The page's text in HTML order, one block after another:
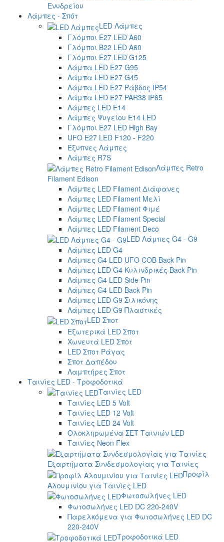
Ενυδρείου
Λάμπες - Σπότ
LED Λάμπες
Γλόμποι E27 LED A60
Γλόμποι B22 LED A60
Γλόμποι E27 LED G125
Λάμπα LED E27 G95
Λάμπα LED E27 G45
Λάμπα LED E27 Ράβδος IP54
Λάμπα LED E27 PAR38 IP65
Λάμπες LED E14
Λάμπες Ψυγείου E14 LED
Γλόμποι E27 LED High Bay
UFO E27 LED F120 - F220
Έξυπνες Λάμπες
Λάμπες R7S
Λάμπες Retro
Filament Edison
Λάμπες LED Filament Διάφανες
Λάμπες LED Filament Μελί
Λάμπες LED Filament Φιμέ
Λάμπες LED Filament Special
Λάμπες LED Filament Deco
LED Λάμπες G4 - G9
Λάμπες LED G4
Λάμπες G4 LED UFO COB Back Pin
Λάμπες LED G4 Κυλινδρικές Back Pin
Λάμπες G4 LED Side Pin
Λάμπες G4 LED Back Pin
Λάμπες LED G9 Σιλικόνης
Λάμπες LED G9 Πλαστικές
LED Σποτ
Εξωτερικά LED Σποτ
Χωνευτά LED Σποτ
LED Σποτ Ράγας
Σποτ Δαπέδου
Λαμπτήρες Σποτ
Ταινίες LED - Τροφοδοτικά
Ταινίες LED
Ταινίες LED 5 Volt
Ταινίες LED 12 Volt
Ταινίες LED 24 Volt
Ολοκληρωμένα ΣΕΤ Ταινιών LED
Ταινίες Neon Flex
Εξαρτήματα Συνδεσμολογίας για Ταινίες
Προφίλ
Αλουμινίου για Ταινίες LED
Φωτοσωλήνες LED
Φωτοσωλήνες LED DC 220-240V
Παρελκόμενα για Φωτοσωλήνες LED DC
220-240V
Τροφοδοτικά LED